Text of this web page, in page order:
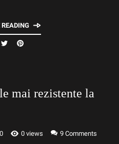
mai rezistente la
0 views 9 Comments